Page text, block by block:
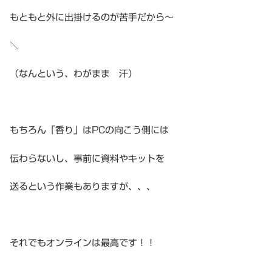
もともと外に出掛けるのが苦手だから〜
＼
（なんという、わがまま 汗）
もちろん「香り」はPCの向こう側には
伝わらないし、事前に資料やキットを
送るという作業もありますが、、、
それでもオンラインは最高です！！